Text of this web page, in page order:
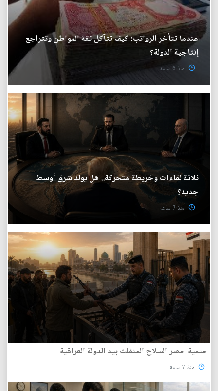
عندما تتأخر الرواتب: كيف تتآكل ثقة المواطن وتتراجع
إنتاجية الدولة؟
منذ 6 ساعة
ثلاثة لقاءات وخريطة متحركة.. هل يولد شرق أوسط
جديد؟
منذ 7 ساعة
حتمية حصر السلاح المنفلت بيد الدولة العراقية
منذ 7 ساعة